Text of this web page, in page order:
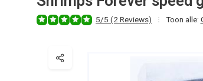
5/5 (2 Reviews) Toon alle: